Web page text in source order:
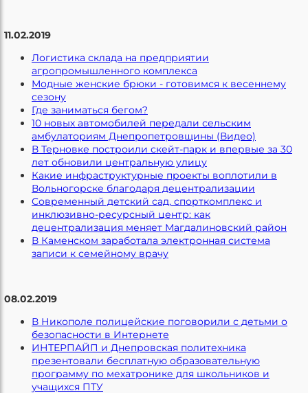
11.02.2019
Логистика склада на предприятии
агропромышленного комплекса
Модные женские брюки - готовимся к весеннему
сезону
Где заниматься бегом?
10 новых автомобилей передали сельским
амбулаториям Днепропетровщины (Видео)
В Терновке построили скейт-парк и впервые за 30
лет обновили центральную улицу
Какие инфраструктурные проекты воплотили в
Вольногорске благодаря децентрализации
Современный детский сад, спорткомплекс и
инклюзивно-ресурсный центр: как
децентрализация меняет Магдалиновский район
В Каменском заработала электронная система
записи к семейному врачу
08.02.2019
В Никополе полицейские поговорили с детьми о
безопасности в Интернете
ИНТЕРПАЙП и Днепровская политехника
презентовали бесплатную образовательную
программу по мехатронике для школьников и
учащихся ПТУ